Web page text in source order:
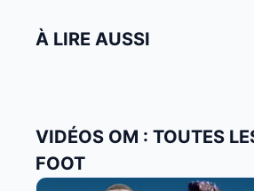
À LIRE AUSSI
VIDÉOS OM : TOUTES
FOOT